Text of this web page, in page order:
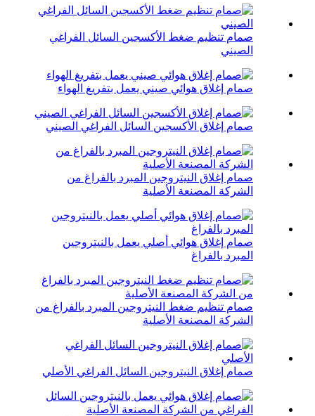
صمام تنظيم ضغط الأكسجين السائل الفراغي
الصيني
صمام إغلاق هوائي صيني يعمل بتفريغ الهواء
صمام إغلاق الأكسجين السائل الفراغي الصيني
صمام إغلاق النيتروجين المبرد بالفراغ من
الشركة المصنعة الأصلية
صمام إغلاق هوائي أصلي يعمل بالنيتروجين
المبرد بالفراغ
صمام تنظيم ضغط النيتروجين المبرد بالفراغ من
الشركة المصنعة الأصلية
صمام إغلاق النيتروجين السائل الفراغي الأصلي